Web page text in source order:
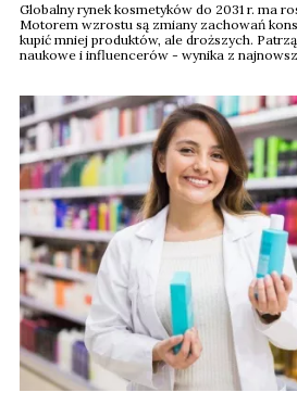
Globalny rynek kosmetyków do 2031 r. ma
Motorem wzrostu są zmiany zachowań
kupić mniej produktów, ale droższych.
naukowe i influencerów - wynika z